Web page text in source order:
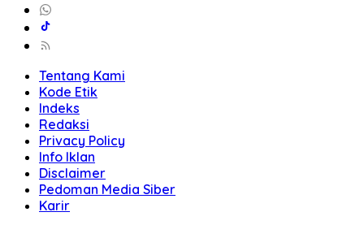
Tentang Kami
Kode Etik
Indeks
Redaksi
Privacy Policy
Info Iklan
Disclaimer
Pedoman Media Siber
Karir